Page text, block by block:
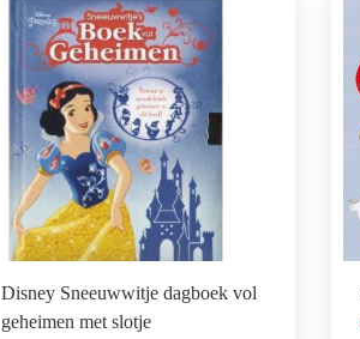
Disney Sneeuwwitje dagboek vol
geheimen met slotje